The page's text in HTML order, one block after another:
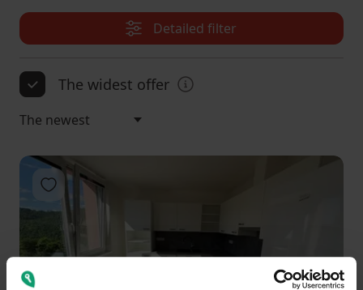
Detailed filter
The widest offer
Add to favorites